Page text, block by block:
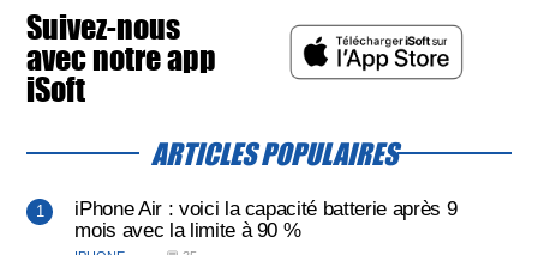
Suivez-nous
avec notre app
iSoft
ARTICLES POPULAIRES
iPhone Air : voici la capacité batterie après 9
mois avec la limite à 90 %